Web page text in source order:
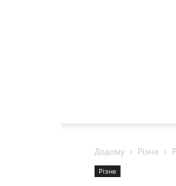
Додому Різне
Різне